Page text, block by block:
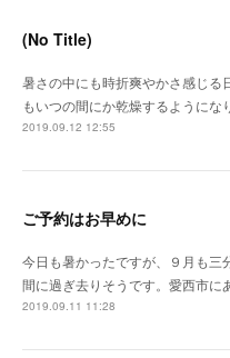
(No Title)
暑さの中にも時折爽やかさ感じる
もいつの間にか乾燥するように
2019.09.12 12:55
ご予約はお早めに
今日も暑かったですが、９月も三
間に過ぎ去りそうです。愛西市
2019.09.11 11:28